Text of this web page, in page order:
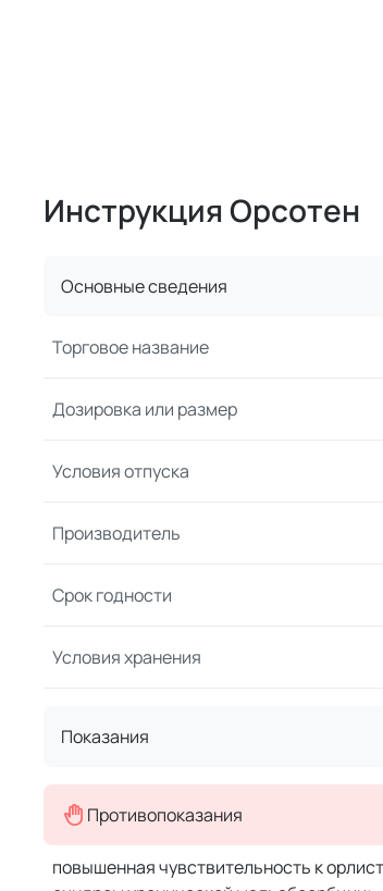
Инструкция Орсотен
Основные сведения
Торговое название
Дозировка или размер
Условия отпуска
Производитель
Срок годности
Условия хранения
Показания
Противопоказания
повышенная чувствительность к